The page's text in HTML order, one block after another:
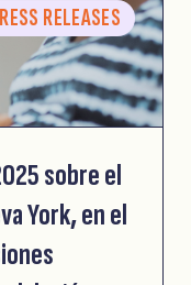
RELEASES
sobre el
York, en el